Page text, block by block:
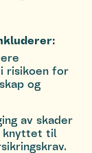
risikoen for
og
av skader
knyttet til